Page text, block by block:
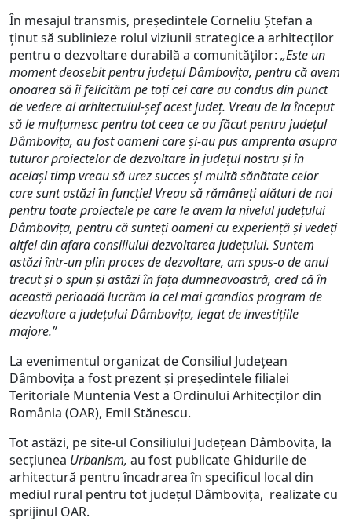
În mesajul transmis, președintele Corneliu Ștefan a
ținut să sublinieze rolul viziunii strategice a arhitecților
pentru o dezvoltare durabilă a comunităților: „Este un
moment deosebit pentru județul Dâmbovița, pentru că avem
onoarea să îi felicităm pe toți cei care au condus din punct
de vedere al arhitectului-șef acest județ. Vreau de la început
să le mulțumesc pentru tot ceea ce au făcut pentru județul
Dâmbovița, au fost oameni care și-au pus amprenta asupra
tuturor proiectelor de dezvoltare în județul nostru și în
același timp vreau să urez succes și multă sănătate celor
care sunt astăzi în funcție! Vreau să rămâneți alături de noi
pentru toate proiectele pe care le avem la nivelul județului
Dâmbovița, pentru că sunteți oameni cu experiență și vedeți
altfel din afara consiliului dezvoltarea județului. Suntem
astăzi într-un plin proces de dezvoltare, am spus-o de anul
trecut și o spun și astăzi în fața dumneavoastră, cred că în
această perioadă lucrăm la cel mai grandios program de
dezvoltare a județului Dâmbovița, legat de investițiile
majore.”
La evenimentul organizat de Consiliul Județean
Dâmbovița a fost prezent și președintele filialei
Teritoriale Muntenia Vest a Ordinului Arhitecților din
România (OAR), Emil Stănescu.
Tot astăzi, pe site-ul Consiliului Județean Dâmbovița, la
secțiunea Urbanism, au fost publicate Ghidurile de
arhitectură pentru încadrarea în specificul local din
mediul rural pentru tot județul Dâmbovița, realizate cu
sprijinul OAR.